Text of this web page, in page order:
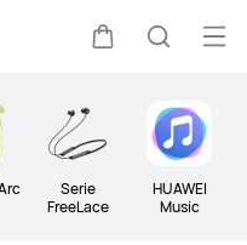
Serie
FreeLace
HUAWEI
Music